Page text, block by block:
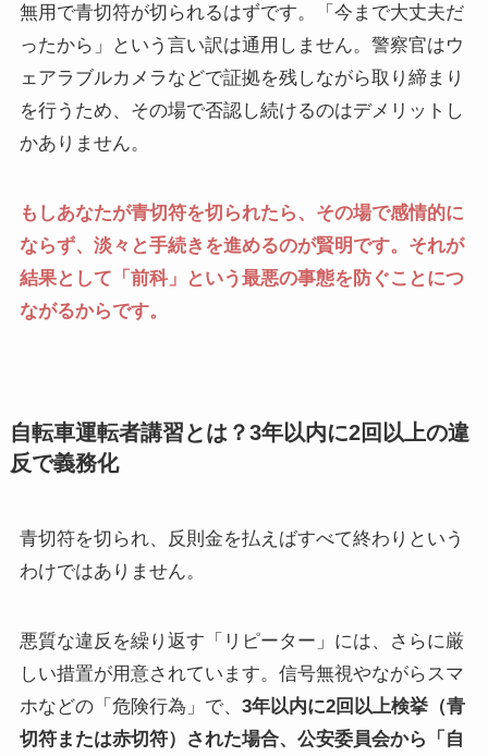
無用で青切符が切られるはずです。「今まで大丈夫だ
ったから」という言い訳は通用しません。警察官はウ
ェアラブルカメラなどで証拠を残しながら取り締まり
を行うため、その場で否認し続けるのはデメリットし
かありません。
もしあなたが青切符を切られたら、その場で感情的に
ならず、淡々と手続きを進めるのが賢明です。それが
結果として「前科」という最悪の事態を防ぐことにつ
ながるからです。
自転車運転者講習とは？3年以内に2回以上の違
反で義務化
青切符を切られ、反則金を払えばすべて終わりという
わけではありません。
悪質な違反を繰り返す「リピーター」には、さらに厳
しい措置が用意されています。信号無視やながらスマ
ホなどの「危険行為」で、 3年以内に2回以上検挙（青
切符または赤切符）された場合、公安委員会から「自